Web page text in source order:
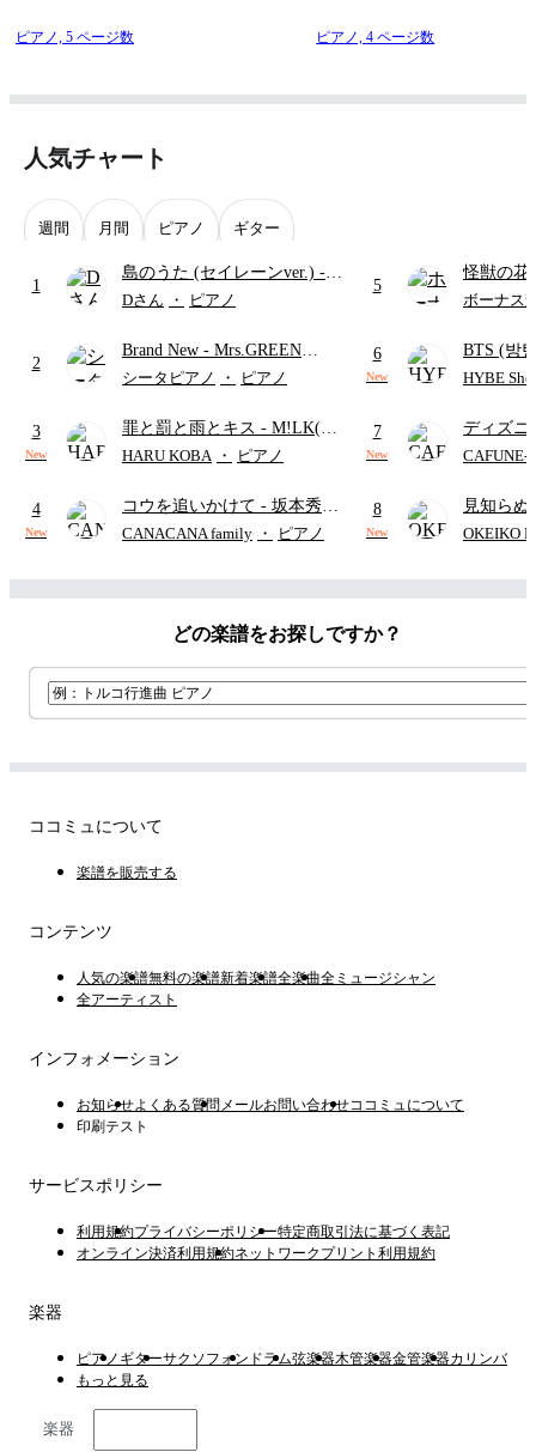
ピアノ, 5 ページ数 ピアノ,4 ページ数
人気チャート
週間 月間 ピアノ ギター
1
島のうた (セイレーンver.) -
セイレーン(CV.鈴木みのり)
ード・ペダル付き/『映画ちい
かわ 人魚の島のひみつ』よ
Dさん ・ ピアノ
2
Brand New - Mrs.GREEN
APPLE
シータピアノ ・ ピアノ
3
New
罪と罰と雨とキス - M!LK(佐
野勇斗&吉田仁人)
HARU KOBA ・ ピアノ
4
New
コウを追いかけて - 坂本秀一
(『溺れるナイフ』挿入歌)
CANACANA family ・ ピアノ
5
怪獣の
ードパー
ボーナス
6
New
BTS (방
HYBE
7
New
ディズ
レー-
ード有)
CAFUNE-
8
New
見知ら
ャツが乾
OKEIKO
どの楽譜をお探しですか？
ココミュについて
楽譜を販売する
コンテンツ
人気の楽譜無料の楽譜新着楽譜全楽曲全ミュージシャン
全アーティスト
インフォメーション
お知らせよくある質問 メールお問い合わせココミュについて
印刷テスト
サービスポリシー
利用規約プライバシーポリシー特定商取引法に基づく表記
オンライン決済利用規約ネットワークプリント利用規約
楽器
ピアノ ギターサクソフォン ドラム弦楽器木管楽器金管楽器カリンバ
もっと見る
楽器